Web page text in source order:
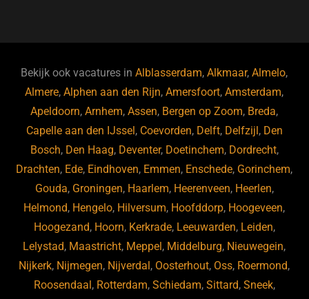
b
o
o
k
ky dI
n
Bekijk ook vacatures inAlblasserdam,Alkmaar,Almelo,
Almere,Alphen aan den Rijn,Amersfoort,Amsterdam,
Apeldoorn,Arnhem,Assen, Bergen op Zoom, Breda,
Capelle aan den IJssel, Coevorden, Delft, Delfzijl, Den
Bosch, Den Haag, Deventer, Doetinchem, Dordrecht,
Drachten, Ede, Eindhoven, Emmen, Enschede, Gorinchem,
Gouda, Groningen, Haarlem, Heerenveen, Heerlen,
Helmond, Hengelo, Hilversum, Hoofddorp, Hoogeveen,
Hoogezand, Hoorn, Kerkrade, Leeuwarden, Leiden,
Lelystad, Maastricht, Meppel, Middelburg, Nieuwegein,
Nijkerk, Nijmegen, Nijverdal, Oosterhout, Oss, Roermond,
Roosendaal, Rotterdam, Schiedam, Sittard, Sneek,